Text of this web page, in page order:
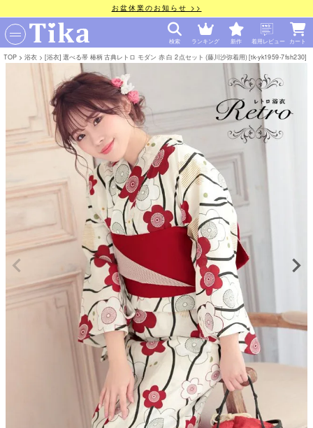
お盆休業のお知らせ >>
検索 ランキング 新作 着用レビュー カート
TOP 浴衣 [浴衣] 選べる帯 椿柄 古典レトロ モダン 赤 白 2点セット (藤川沙弥着用) [tk-yk1959-7fsh230]